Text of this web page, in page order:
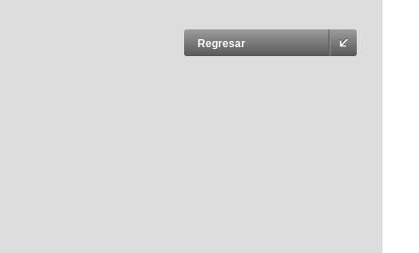
Regresar